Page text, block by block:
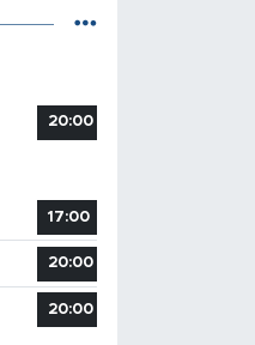
20:00
17:00
20:00
20:00